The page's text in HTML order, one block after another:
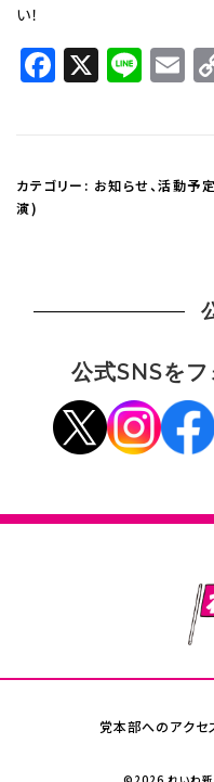
い！
X Line
カテゴリー: お知らせ、活動予定
演)
公式SNSを
党本部へのアクセ